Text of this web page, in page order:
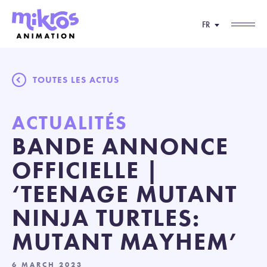
FR
TOUTES LES ACTUS
ACTUALITÉS
BANDE ANNONCE
OFFICIELLE |
‘TEENAGE MUTANT
NINJA TURTLES:
MUTANT MAYHEM’
6 MARCH 2023